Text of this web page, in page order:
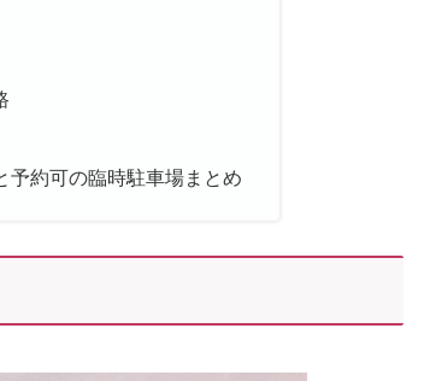
予約可の臨時駐車場まとめ